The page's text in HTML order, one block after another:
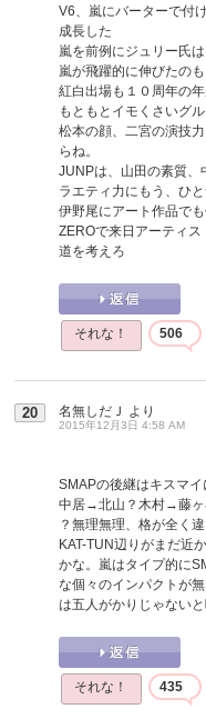
V6、嵐にバーターで付
成長した
嵐を前例にジュリー氏
嵐が飛躍的に伸びたの
紅白出場も１０周年の年
もともとイモくさいグ
松本の顔、二宮の演技
らね。
JUNPは、山田の素質、
ラエティ力にもう、ひ
伊野尾にアート作品で
ZEROで来日アーティ
道を考えろ
それな！ 506
20 名無しだＪ より
2015年12月3日 4:58 AM
SMAPの後継はキスマイ
中居→北山？木村→藤
？無理無理、格が全く違
KAT-TUN辺りがまだ近
かな。嵐はタイプ的に
な個々のインパクトが
は五人がかりじゃないと
それな！ 435